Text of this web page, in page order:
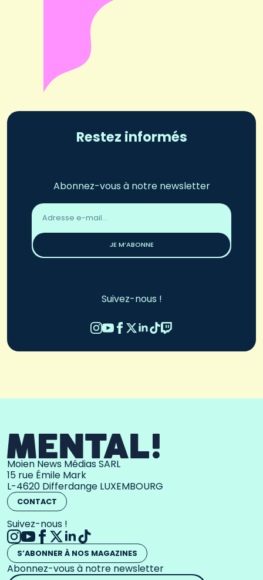
Restez informés
Abonnez-vous à notre newsletter
Adresse
email
JE M’ABONNE
Suivez-nous !
Moien News Médias SARL
15 rue Émile Mark
L-4620 Differdange LUXEMBOURG
CONTACT
Suivez-nous !
S’ABONNER À NOS MAGAZINES
Abonnez-vous à notre newsletter